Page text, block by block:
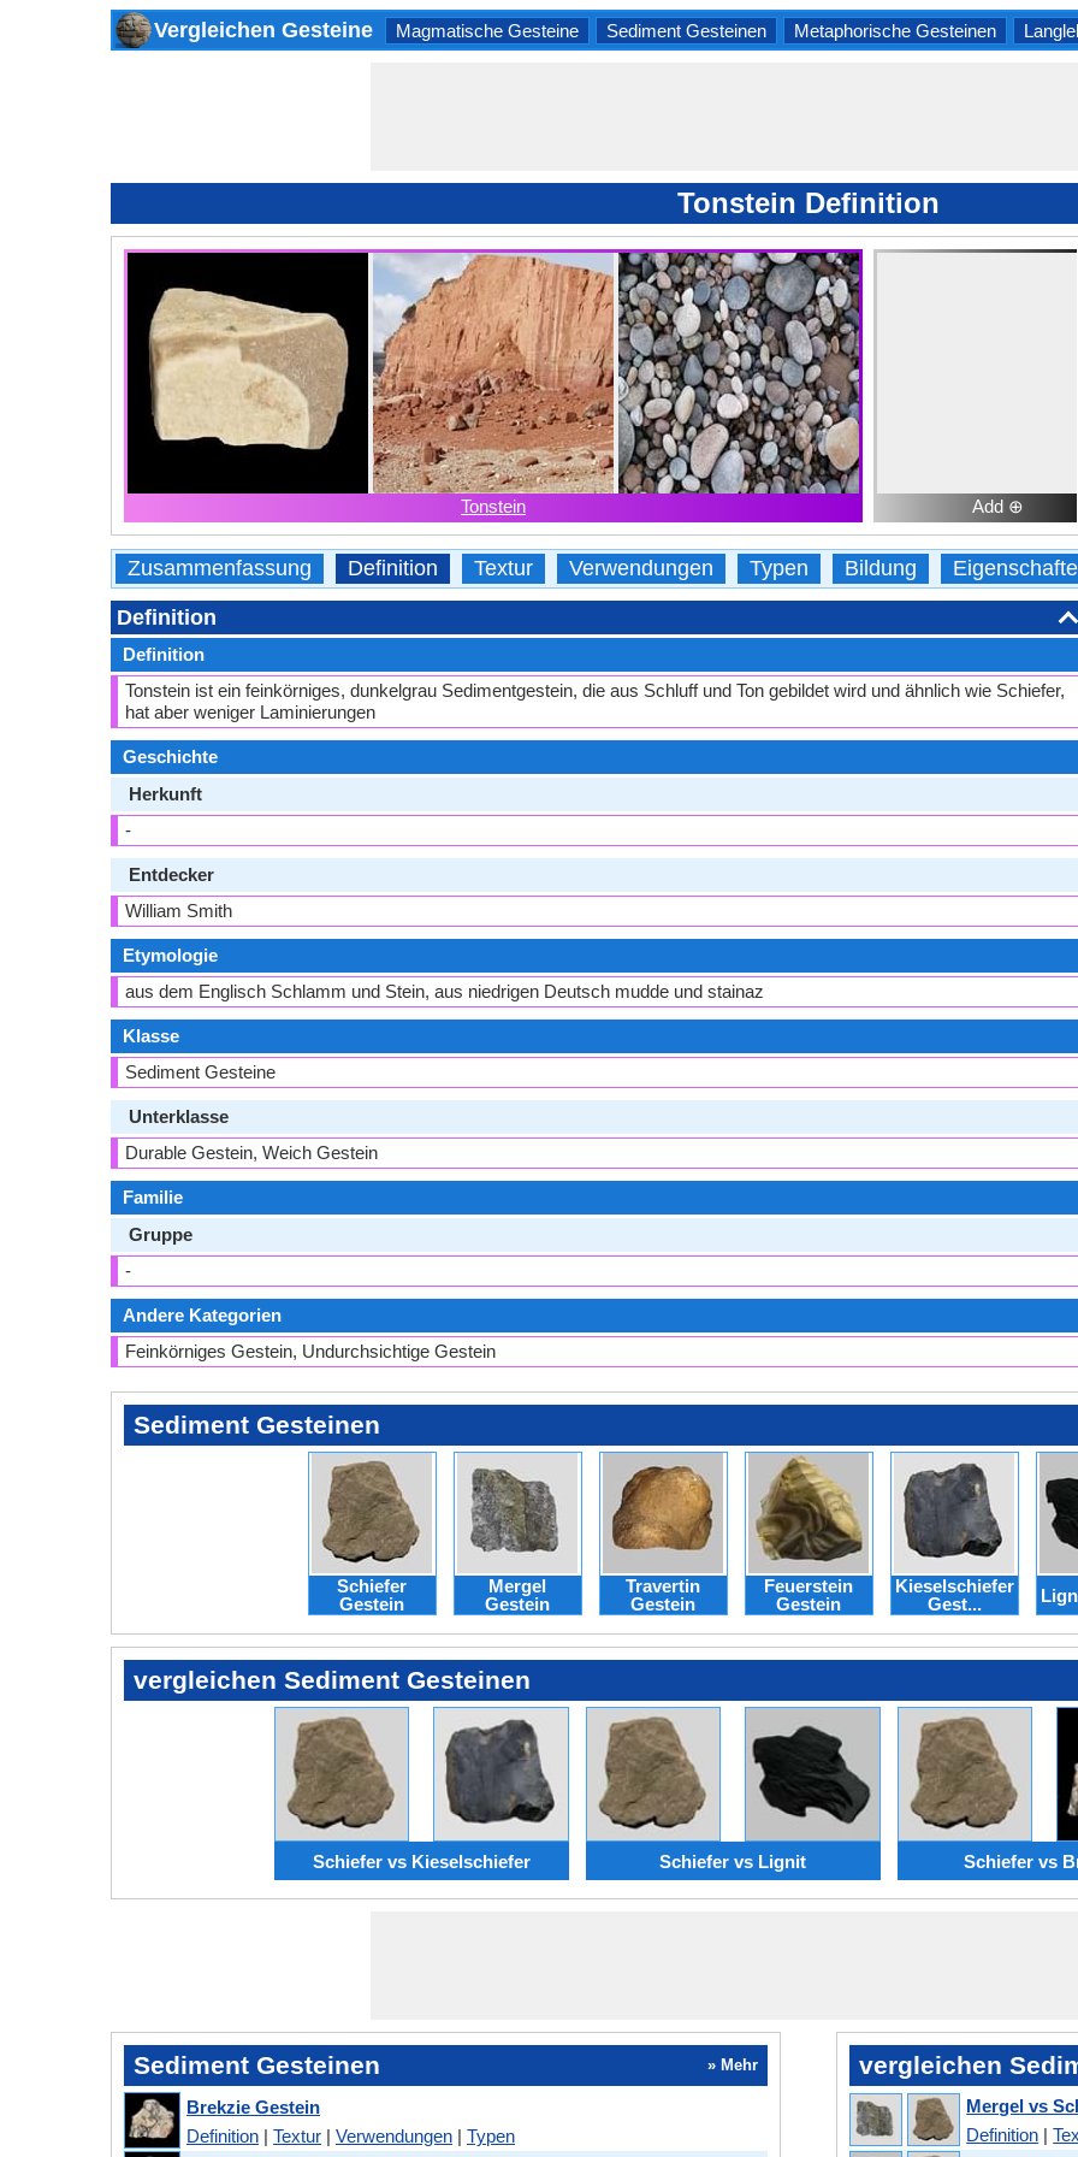
Vergleichen Gesteine Magmatische Gesteine Sediment Gesteinen Metaphorische Gesteinen
Tonstein Definition
Tonstein Add ⊕
Zusammenfassung Definition Textur Verwendungen Typen Bildung
Definition
Definition
Tonstein ist ein feinkörniges, dunkelgrau Sedimentgestein, die aus Schluff und Ton gebildet wird und ähnlich wie Schiefer,
hat aber weniger Laminierungen
Geschichte
Herkunft
-
Entdecker
William Smith
Etymologie
aus dem Englisch Schlamm und Stein, aus niedrigen Deutsch mudde und stainaz
Klasse
Sediment Gesteine
Unterklasse
Durable Gestein, Weich Gestein
Familie
Gruppe
-
Andere Kategorien
Feinkörniges Gestein, Undurchsichtige Gestein
Sediment Gesteinen
Schiefer
Gestein
Mergel
Gestein
Travertin
Gestein
Feuerstein
Gestein
Kieselschiefer
Gest...
vergleichen Sediment Gesteinen
Schiefer vs Kieselschiefer Schiefer vs Lignit Schiefer vs
Sediment Gesteinen » Mehr
Brekzie Gestein
Definition | Textur | Verwendungen | Typen
vergleichen
Mergel vs
Definition |